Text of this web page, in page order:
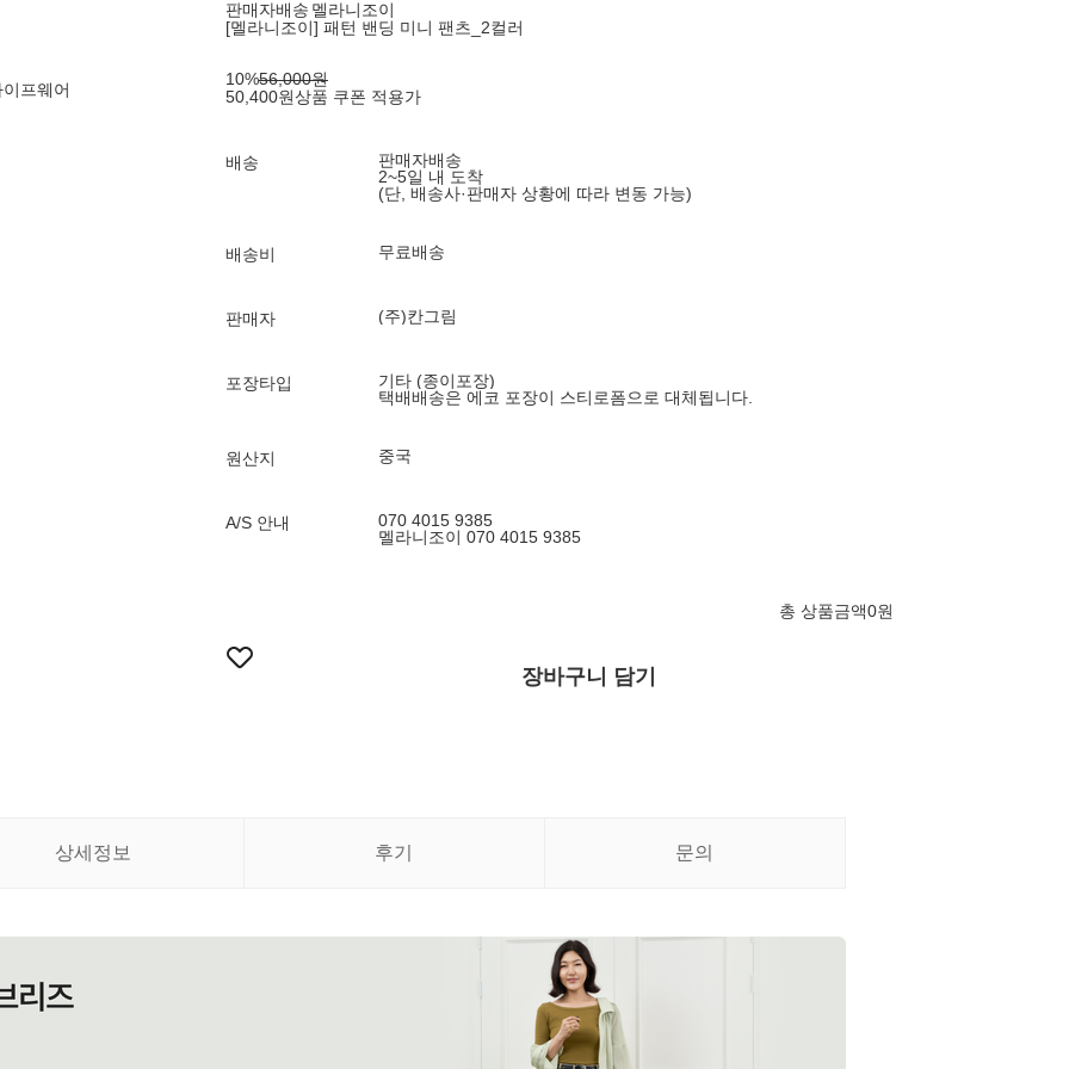
프웨어
판매자배송 멜라니조이
[멜라니조이] 패턴 밴딩 미니 팬츠_2컬러
10%56,000원
50,400원상품 쿠폰 적용가
배송
판매자배송
2~5일 내 도착
(단, 배송사·판매자 상황에 따라 변동 가능)
배송비 무료배송
판매자 (주)칸그림
포장타입
기타 (종이포장)
택배배송은 에코 포장이 스티로폼으로 대체됩니다.
원산지 중국
A/S 안내
070 4015 9385
멜라니조이 070 4015 9385
총 상품금액0원
장바구니 담기
상세정보 후기 문의